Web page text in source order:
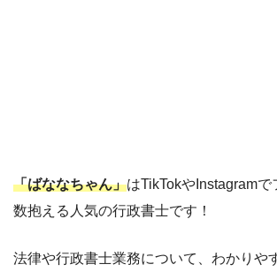
「ばななちゃん」はTikTokやInstagram
数抱える人気の行政書士です！
法律や行政書士業務について、わかりや